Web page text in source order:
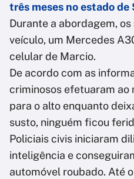
três meses no estado de
Durante a abordagem,
veículo, um Mercedes
celular de Marcio.
De acordo com as
criminosos efetuaram ao
para o alto enquanto
susto, ninguém ficou
Policiais civis iniciaram
inteligência e
automóvel roubado. Até